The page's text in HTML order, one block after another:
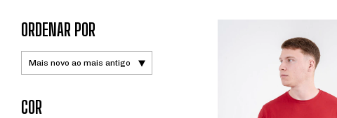
ORDENAR POR
COR